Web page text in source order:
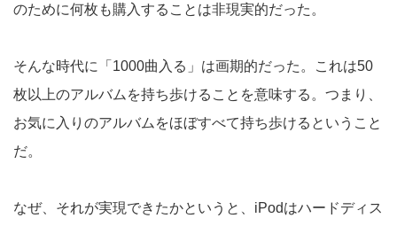
のために何枚も購入することは非現実的だった。
そんな時代に「1000曲入る」は画期的だった。これは50
枚以上のアルバムを持ち歩けることを意味する。つまり、
お気に入りのアルバムをほぼすべて持ち歩けるということ
だ。
なぜ、それが実現できたかというと、iPodはハードディス